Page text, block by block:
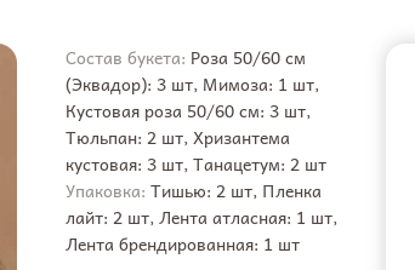
Состав букета: Роза 50/60 см
(Эквадор): 3 шт, Мимоза: 1 шт,
Кустовая роза 50/60 см: 3 шт,
Тюльпан: 2 шт, Хризантема
кустовая: 3 шт, Танацетум: 2 шт
Упаковка: Тишью: 2 шт, Пленка
лайт: 2 шт, Лента атласная: 1 шт,
Лента брендированная: 1 шт